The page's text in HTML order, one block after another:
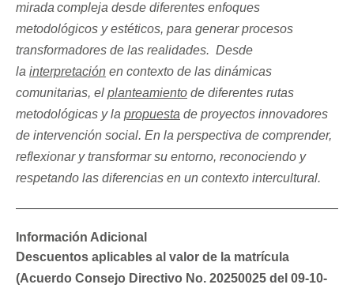
miradacompleja desde diferentes enfoques
metodológicos y estéticos, para generar procesos
transformadores de las realidades. Desde
la interpretación en contexto de las dinámicas
comunitarias, el planteamiento de diferentes rutas
metodológicas y la propuesta de proyectos innovadores
de intervención social. En la perspectiva de comprender,
reflexionar y transformar su entorno, reconociendo y
respetando las diferencias en un contexto intercultural.
Información Adicional
Descuentos aplicables al valor de la matrícula
(Acuerdo Consejo Directivo No. 20250025 del 09-10-